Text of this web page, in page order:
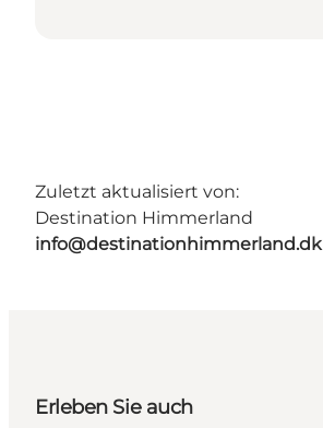
Zuletzt aktualisiert von:
Destination Himmerland
info@destinationhimmerland.dk
Erleben Sie auch